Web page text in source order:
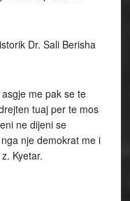
Dr. Sali Berisha
me pak se te
tuaj per te mos
ne dijeni se
nje demokrat me i
Kyetar.